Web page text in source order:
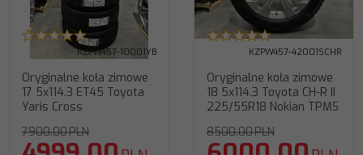
KZPW457-10001YB
Oryginalne koła zimowe
17 5x114.3 ET45 Toyota
Yaris Cross
7900.00PLN
KZPW457-42001SCHR
ET35 60.1
Pochodzenie:
Oryginalny
(OEM)
Parametry opony: 225/60R18
DOT2025r.
Rozstaw śrub: 5x114.3
Oryginalne koła zimowe
18 5x114.3 Toyota CH-R II
225/55R18 Nokian TPMS
8500.00PLN